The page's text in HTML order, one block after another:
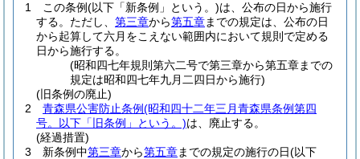
1
この条例(以下「新条例」という。)は、公布の日から施行
する。 ただし、 第三章から第五章までの規定は、公布の日
から起算して六月をこえない範囲内において規則で定める
日から施行する。
(昭和四七年規則第六二号で第三章から第五章までの
規定は昭和四七年九月二四日から施行)
(旧条例の廃止)
2
青森県公害防止条例(昭和四十二年三月青森県条例第四
号。以下「旧条例」という。)は、廃止する。
(経過措置)
3
新条例中第三章から第五章までの規定の施行の日(以下